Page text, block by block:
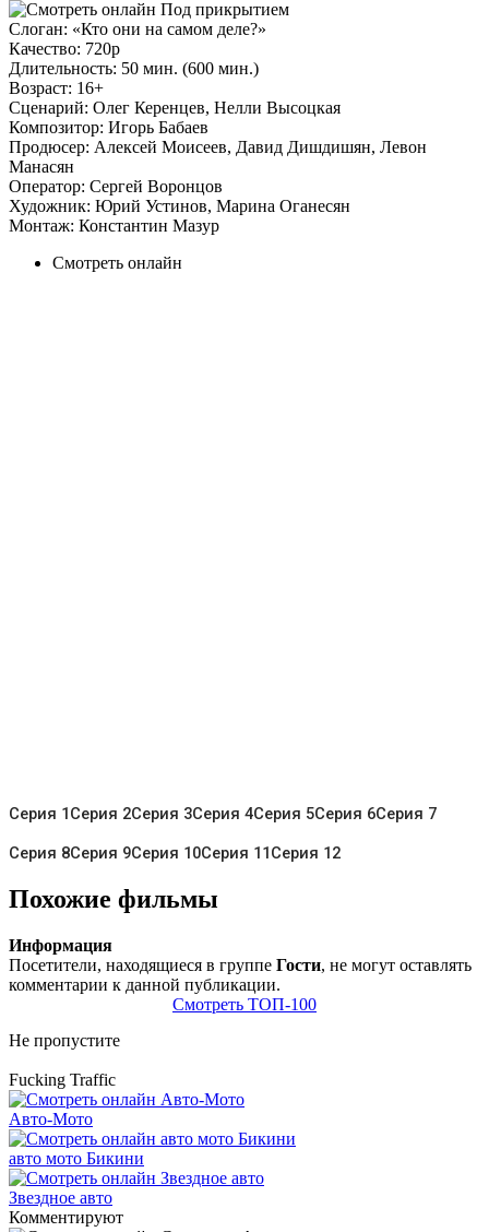
Слоган: «Кто они на самом деле?»
Качество: 720p
Длительность: 50 мин. (600 мин.)
Возраст: 16+
Сценарий: Олег Керенцев, Нелли Высоцкая
Композитор: Игорь Бабаев
Продюсер: Алексей Моисеев, Давид Дишдишян, Левон
Манасян
Оператор: Сергей Воронцов
Художник: Юрий Устинов, Марина Оганесян
Монтаж: Константин Мазур
Смотреть онлайн
Серия 1Серия 2Серия 3Серия 4Серия 5Серия 6Серия 7
Серия 8Серия 9Серия 10Серия 11Серия 12
Похожие фильмы
Информация
Посетители, находящиеся в группе Гости, не могут оставлять
комментарии к данной публикации.
Смотреть ТОП-100
Не пропустите
Fucking Traffic
Авто-Мото
авто мото Бикини
Звездное авто
Комментируют